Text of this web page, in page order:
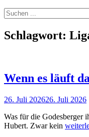
Suchen
Suchen
nach:
Schlagwort:
Wenn es läuft
Veröffentlicht
26. Juli 202626. Juli 2026
Was für die Godesberger
Hubert. Zwar kein